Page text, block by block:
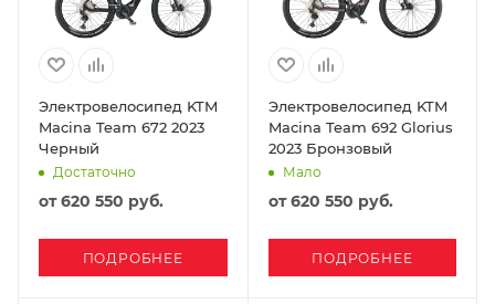
Электровелосипед KTM
Macina Team 672 2023
Черный
Достаточно
от620 550 руб.
ПОДРОБНЕЕ
Электровелосипед KTM
Macina Team 692 Glorius
2023 Бронзовый
Мало
от620 550 руб.
ПОДРОБНЕЕ